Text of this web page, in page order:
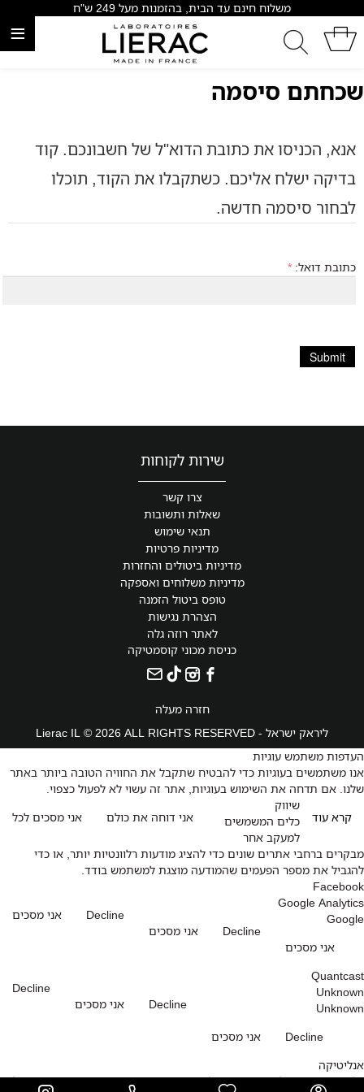
משלוח חינם עד הבית, בהזמנות מעל 249 ש"ח
≡
שכחתם סיסמה
אנא, הכניסו את כתובת הדוא"ל של חשבונכם. קוד
בדיקה ישלח אליכם. כשתקבלו את הקוד, תוכלו
לבחור סיסמה חדשה.
כתובת דואל: *
Submit
שירות לקוחות
צרו קשר
שאלות ותשובות
תנאי שימוש
מדיניות פרטיות
מדיניות ביטולים והחזרות
מדיניות משלוחים ואספקה
טופס ביטול הזמנה
הצהרת נגישות
לאתר רוזה גלה
כניסת מכוני קוסמטיקה
חזרה מעלה
ליראק ישראל - Lierac IL © 2026 ALL RIGHTS RESERVED
העדפות משתמש עוגיות
אנו משתמשים בעוגיות כדי להבטיח שתקבל את החוויה הטובה ביותר באתר
שלנו. אם תדחה את השימוש בעוגיות, אתר זה עשוי לא לפעול כצפוי.
אני מסכים לכל
אני דוחה את כולם קרא עוד
שיווק
כלים המשמשים
למעקב אחר
מבקרים ברחבי אתרים שונים כדי להציג מודעות רלוונטיות יותר, או כדי
להגביל את מספר הפעמים שהמודעה מוצגת למשתמש בודד.
Facebook
אני מסכים
Decline
Google Analytics
אני מסכים
Decline
Google
אני מסכים
Decline
Quantcast
אני מסכים
Decline
Unknown
Unknown
אני מסכים
Decline
אנליטיקה
כלים המשמשים לאיסוף מידע על האופן שבו מבקרים משתמשים באתר שלנו,